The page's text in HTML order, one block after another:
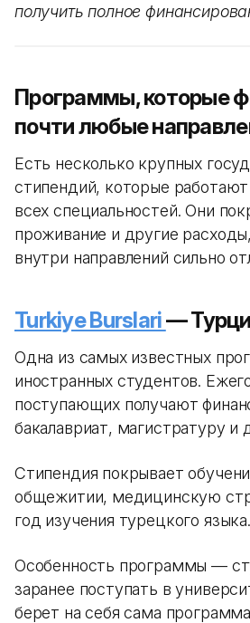
получить полное
Программы, которые
почти любые
Есть несколько крупных
стипендий, которые
всех специальностей. Они
проживание и другие
внутри направлений сильно
Turkiye Burslari—
Одна из самых известных
иностранных студентов.
поступающих получают
бакалавриат, магистратуру и
Стипендия покрывает
общежитии, медицинскую
год изучения турецкого языка.
Особенность программы —
заранее поступать в
берет на себя сама